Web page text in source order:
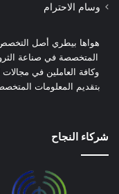
وسام الاحترام
هواها بيطري أصل التخصص
المتخصصة في صناعة الثروة
وكافة العاملين في
بتقديم المعلومات
شركاء النجاح